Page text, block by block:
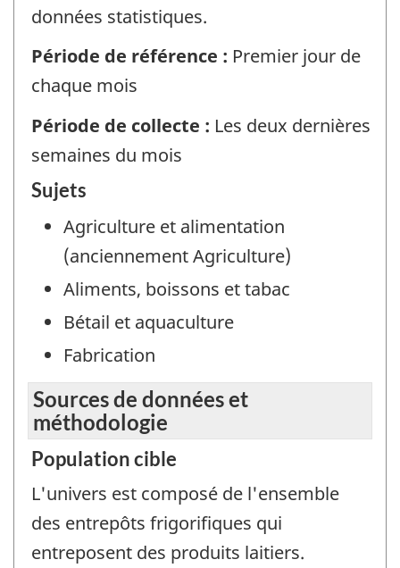
données statistiques.
Période de référence : Premier jour de
chaque mois
Période de collecte : Les deux dernières
semaines du mois
Sujets
Agriculture et alimentation
(anciennement Agriculture)
Aliments, boissons et tabac
Bétail et aquaculture
Fabrication
Sources de données et
méthodologie
Population cible
L'univers est composé de l'ensemble
des entrepôts frigorifiques qui
entreposent des produits laitiers.